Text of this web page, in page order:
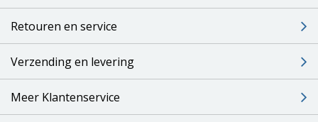
Retouren en service
Verzending en levering
Meer Klantenservice